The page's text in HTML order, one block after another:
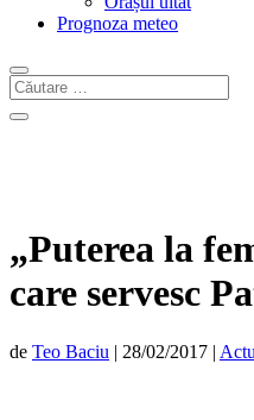
Prognoza meteo
„Puterea la
care servesc
de Teo Baciu | 28/02/2017 |